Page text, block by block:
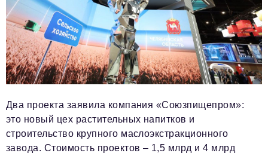
Два проекта заявила компания «Союзпищепром»:
это новый цех растительных напитков и
строительство крупного маслоэкстракционного
завода. Стоимость проектов – 1,5 млрд и 4 млрд